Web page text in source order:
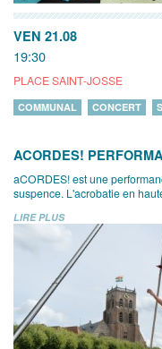
VEN 21.08
19:30
PLACE SAINT-JOSSE
COMMUNAL CONCERT
ACORDES!
aCORDES! est une
suspence. L'acrobatie en
LIRE PLUS